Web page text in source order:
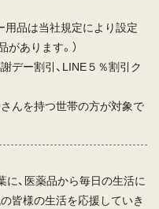
用品は当社規定により設定
があります。）
デー割引、LINE５％割引ク
んを持つ世帯の方が対象で
に、医薬品から毎日の生活に
皆様の生活を応援していき